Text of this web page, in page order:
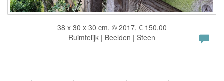
38 x 30 x 30 cm, © 2017, € 150,00
Ruimtelijk | Beelden | Steen